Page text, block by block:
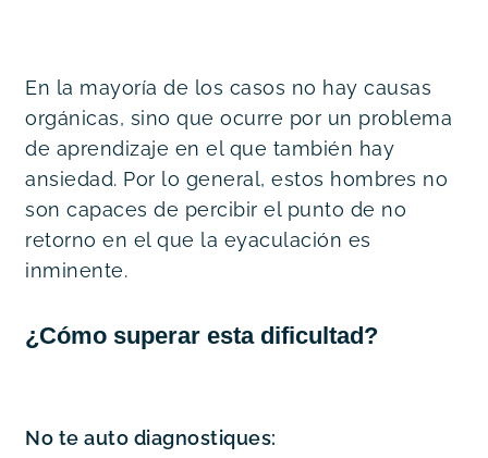
En la mayoría de los casos no hay causas
orgánicas, sino que ocurre por un problema
de aprendizaje en el que también hay
ansiedad. Por lo general, estos hombres no
son capaces de percibir el punto de no
retorno en el que la eyaculación es
inminente.
¿Cómo superar esta dificultad?
No te auto diagnostiques: